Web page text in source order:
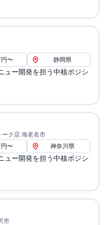
〜 静岡県
ュー開発を担う中核ポジシ
ーク店 海老名市
〜 神奈川県
ュー開発を担う中核ポジシ
市